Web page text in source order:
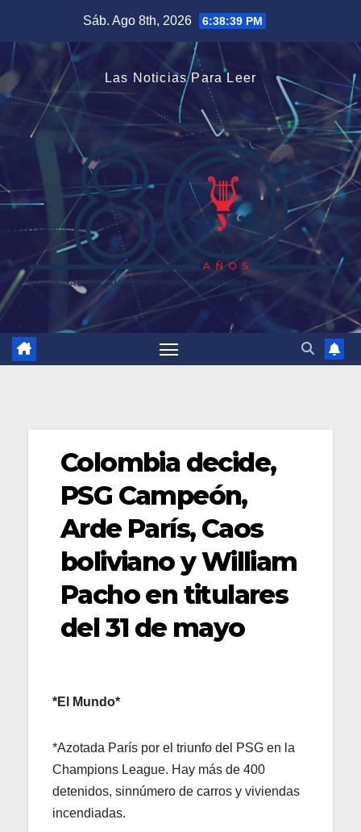
contenido
Sáb. Ago 8th, 2026 6:38:40 PM
Las Noticias Para Leer
Colombia decide,
PSG Campeón,
Arde París, Caos
boliviano y William
Pacho en titulares
del 31 de mayo
*El Mundo*
*Azotada París por el triunfo del PSG en la
Champions League. Hay más de 400
detenidos, sinnúmero de carros y viviendas
incendiadas.